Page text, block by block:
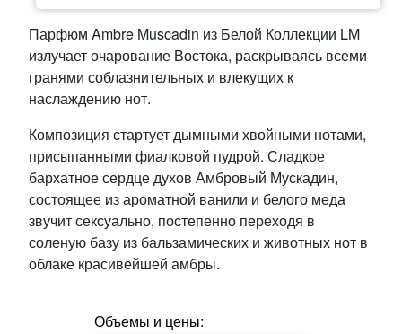
Парфюм Ambre Muscadin из Белой Коллекции LM
излучает очарование Востока, раскрываясь всеми
гранями соблазнительных и влекущих к
наслаждению нот.
Композиция стартует дымными хвойными нотами,
присыпанными фиалковой пудрой. Сладкое
бархатное сердце духов Амбровый Мускадин,
состоящее из ароматной ванили и белого меда
звучит сексуально, постепенно переходя в
соленую базу из бальзамических и животных нот в
облаке красивейшей амбры.
Объемы и цены: